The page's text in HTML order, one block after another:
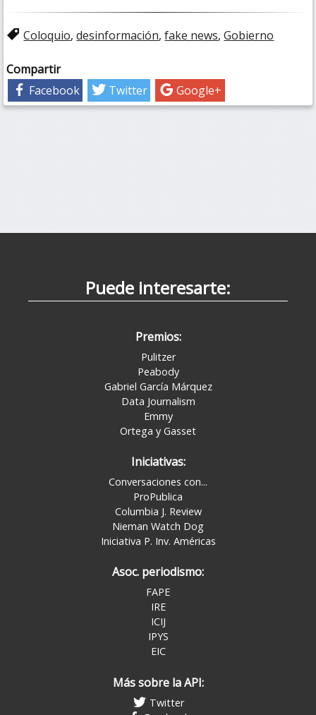
Coloquio,desinformación,fake news,Gobierno
Compartir
Facebook
Twitter Google+
Puede interesarte:
Premios:
Pulitzer
Peabody
Gabriel García Márquez
Data Journalism
Emmy
Ortega y Gasset
Iniciativas:
Conversaciones con...
ProPublica
Columbia J. Review
Nieman Watch Dog
Iniciativa P. Inv. Américas
Asoc. periodismo:
FAPE
IRE
ICIJ
IPYS
EIC
Más sobre la API:
Twitter